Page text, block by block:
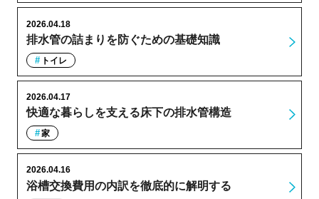
排水管の詰まりを防ぐための基礎知識
2026.04.18
トイレ
快適な暮らしを支える床下の排水管構造
2026.04.17
家
浴槽交換費用の内訳を徹底的に解明する
2026.04.16